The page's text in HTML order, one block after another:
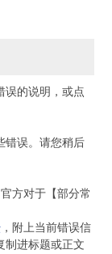
误的说明，或点
错误。请您稍后
方对于【部分常
，附上当前错误信
制进标题或正文